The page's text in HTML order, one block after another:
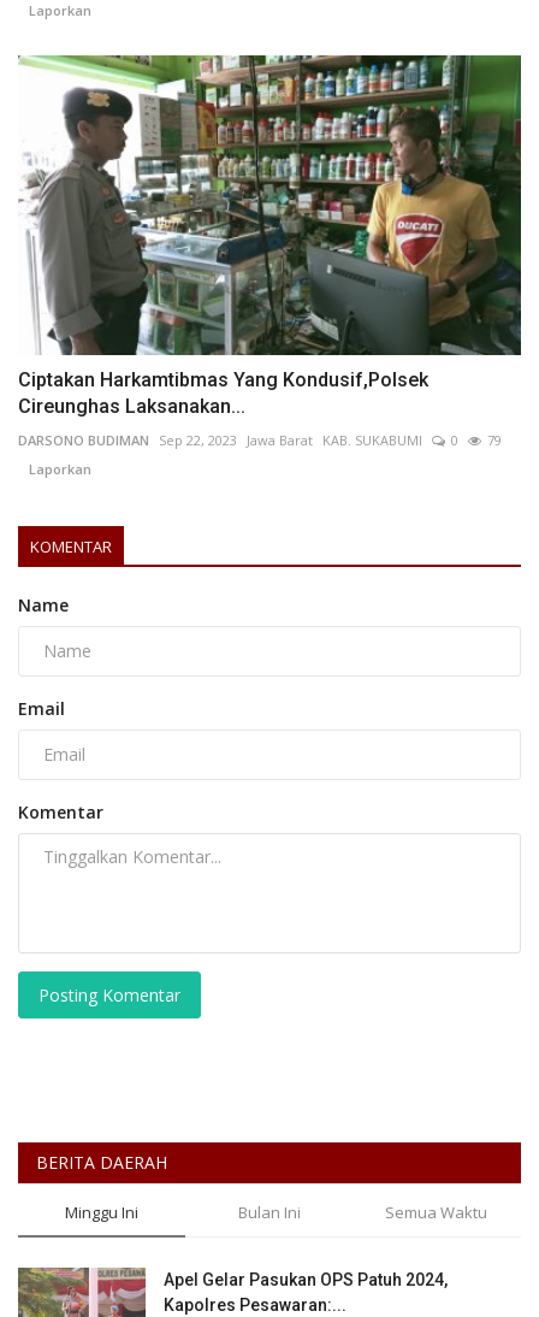
Laporkan
Ciptakan Harkamtibmas Yang Kondusif,Polsek
Cireunghas Laksanakan...
DARSONO BUDIMAN Sep 22, 2023 Jawa Barat KAB. SUKABUMI 0
79
Laporkan
KOMENTAR
Name
Email
Komentar
Posting Komentar
BERITA DAERAH
Minggu Ini Bulan Ini Semua Waktu
Apel Gelar Pasukan OPS Patuh 2024,
Kapolres Pesawaran:...